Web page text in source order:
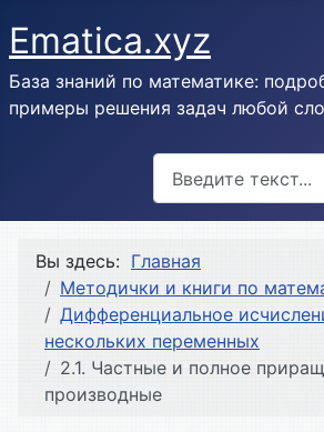
Ematica.xyz
База знаний по математике:
примеры решения задач любой
Вы здесь: Главная
Методички и книги по
Дифференциальное
нескольких переменных
2.1. Частные и полное
производные